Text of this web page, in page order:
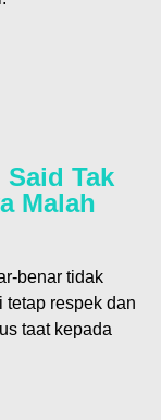
Tak
Malah
benar tidak
tetap respek dan
taat kepada